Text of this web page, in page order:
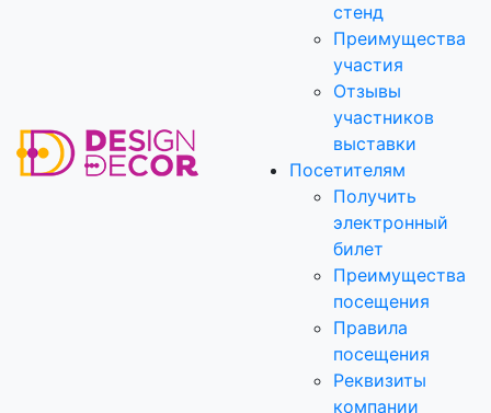
стенд
Преимущества
участия
Отзывы
участников
выставки
Посетителям
Получить
электронный
билет
Преимущества
посещения
Правила
посещения
Реквизиты
компании